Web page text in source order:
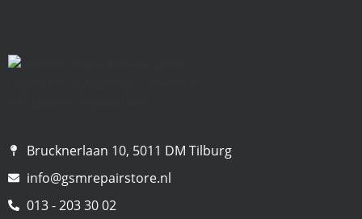
Brucknerlaan 10, 5011 DM Tilburg
info@gsmrepairstore.nl
013 - 203 30 02